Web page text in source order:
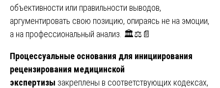
объективности или правильности выводов,
аргументировать свою позицию, опираясь не на эмоции,
а на профессиональный анализ. 🏛️⚖️📄
Процессуальные основания для инициирования
рецензирования медицинской
экспертизы закреплены в соответствующих кодексах,